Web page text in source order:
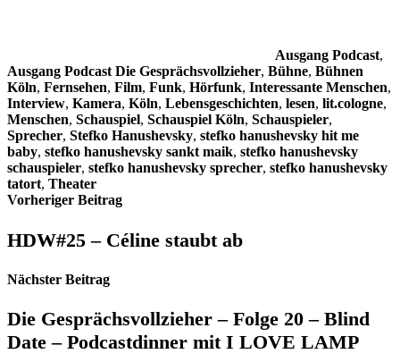
Ausgang Podcast,
Ausgang Podcast Die Gesprächsvollzieher, Bühne, Bühnen
Köln, Fernsehen, Film, Funk, Hörfunk, Interessante Menschen,
Interview, Kamera, Köln, Lebensgeschichten, lesen, lit.cologne,
Menschen, Schauspiel, Schauspiel Köln, Schauspieler,
Sprecher, Stefko Hanushevsky, stefko hanushevsky hit me
baby, stefko hanushevsky sankt maik, stefko hanushevsky
schauspieler, stefko hanushevsky sprecher, stefko hanushevsky
tatort, Theater
Beitragsnavigation
Vorheriger Beitrag
HDW#25 – Céline staubt ab
Nächster Beitrag
Die Gesprächsvollzieher – Folge 20 – Blind
Date – Podcastdinner mit I LOVE LAMP